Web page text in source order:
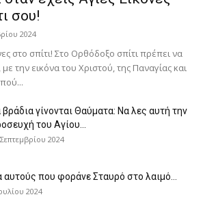
σου!
2024
στο σπίτι! Στο Ορθόδοξο σπίτι πρέπει να
την εικόνα του Χριστού, της Παν­αγίας και
βράδια γίνονται Θαύματα: Να λες αυτή την
του Αγίου...
2024
αυτούς που φοράνε Σταυρό στο λαιμό…
2024